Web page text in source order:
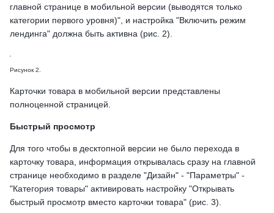
главной странице в мобильной версии (выводятся только
категории первого уровня)", и настройка "Включить режим
лендинга" должна быть активна (рис. 2).
Рисунок 2.
Карточки товара в мобильной версии представлены
полноценной страницей.
Быстрый просмотр
Для того чтобы в десктопной версии не было перехода в
карточку товара, информация открывалась сразу на главной
странице необходимо в разделе "Дизайн" - "Параметры" -
"Категория товары" активировать настройку "Открывать
быстрый просмотр вместо карточки товара" (рис. 3).